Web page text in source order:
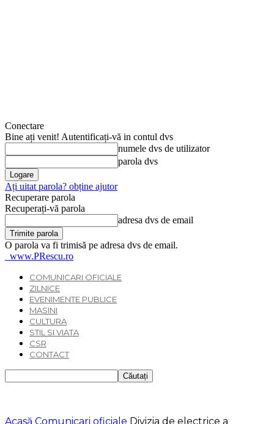
Conectare
Bine ați venit! Autentificați-vă in contul dvs
numele dvs de utilizator
parola dvs
Ați uitat parola? obține ajutor
Recuperare parola
Recuperați-vă parola
adresa dvs de email
O parola va fi trimisă pe adresa dvs de email.
www.PRescu.ro
COMUNICARI OFICIALE
ZILNICE
EVENIMENTE PUBLICE
MASINI
CULTURA
STIL SI VIATA
CSR
CONTACT
Acasă Comunicari oficiale Divizia de electrice a